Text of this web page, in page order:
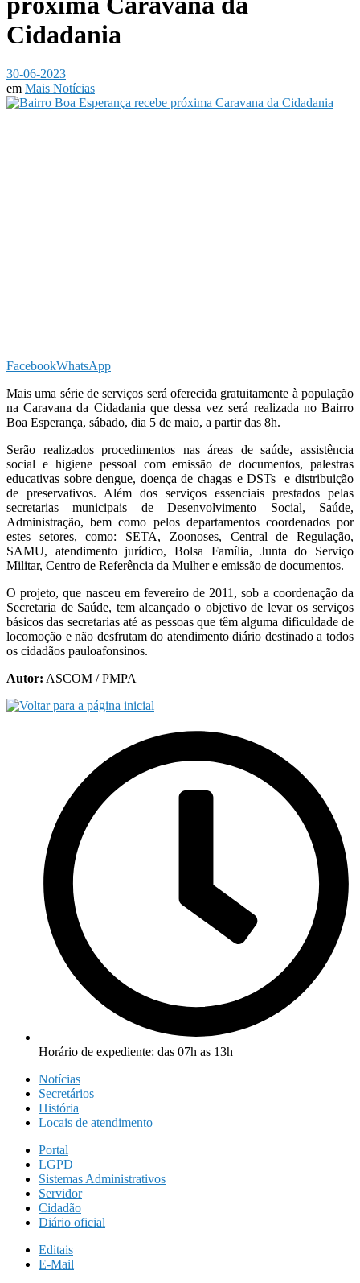
Cidadania
30-06-2023
em Mais Notícias
FacebookWhatsApp
Mais uma série de serviços será oferecida gratuitamente à população
na Caravana da Cidadania que dessa vez será realizada no Bairro
Boa Esperança, sábado, dia 5 de maio, a partir das 8h.
Serão realizados procedimentos nas áreas de saúde, assistência
social e higiene pessoal com emissão de documentos, palestras
educativas sobre dengue, doença de chagas e DSTs e distribuição
de preservativos. Além dos serviços essenciais prestados pelas
secretarias municipais de Desenvolvimento Social, Saúde,
Administração, bem como pelos departamentos coordenados por
estes setores, como: SETA, Zoonoses, Central de Regulação,
SAMU, atendimento jurídico, Bolsa Família, Junta do Serviço
Militar, Centro de Referência da Mulher e emissão de documentos.
O projeto, que nasceu em fevereiro de 2011, sob a coordenação da
Secretaria de Saúde, tem alcançado o objetivo de levar os serviços
básicos das secretarias até as pessoas que têm alguma dificuldade de
locomoção e não desfrutam do atendimento diário destinado a todos
os cidadãos pauloafonsinos.
Autor: ASCOM / PMPA
Horário de expediente: das 07h as 13h
Notícias
Secretários
História
Locais de atendimento
Portal
LGPD
Sistemas Administrativos
Servidor
Cidadão
Diário oficial
Editais
E-Mail